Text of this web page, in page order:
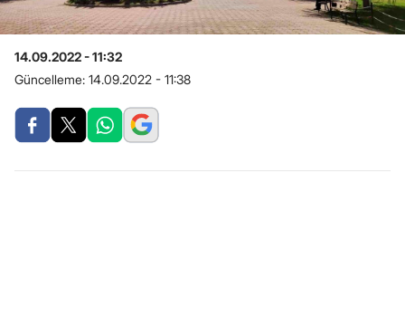
14.09.2022 - 11:32
Güncelleme: 14.09.2022 - 11:38